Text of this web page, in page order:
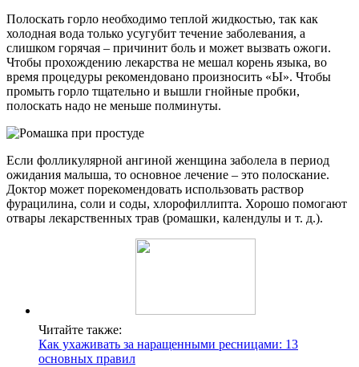
Полоскать горло необходимо теплой жидкостью, так как
холодная вода только усугубит течение заболевания, а
слишком горячая – причинит боль и может вызвать ожоги.
Чтобы прохождению лекарства не мешал корень языка, во
время процедуры рекомендовано произносить «Ы». Чтобы
промыть горло тщательно и вышли гнойные пробки,
полоскать надо не меньше полминуты.
Если фолликулярной ангиной женщина заболела в период
ожидания малыша, то основное лечение – это полоскание.
Доктор может порекомендовать использовать раствор
фурацилина, соли и соды, хлорофиллипта. Хорошо помогают
отвары лекарственных трав (ромашки, календулы и т. д.).
Читайте также:
Как ухаживать за наращенными ресницами: 13
основных правил